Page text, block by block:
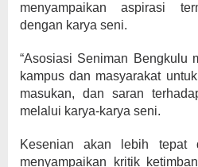
menyampaikan aspirasi
dengan karya seni.
“Asosiasi Seniman Bengkulu
kampus dan masyarakat
masukan, dan saran
melalui karya-karya seni.
Kesenian akan lebih tepat
menyampaikan kritik